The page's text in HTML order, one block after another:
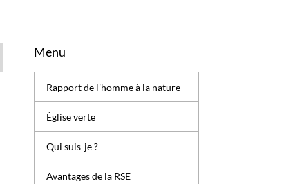
Menu
Rapport de l'homme à la nature
Église verte
Qui suis-je ?
Avantages de la RSE